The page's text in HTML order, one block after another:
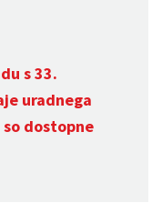
s 33.
uradnega
dostopne